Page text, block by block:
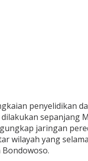
h
R
i
b
u
penyelidikan
sepanjang
jaringan
wilayah yang